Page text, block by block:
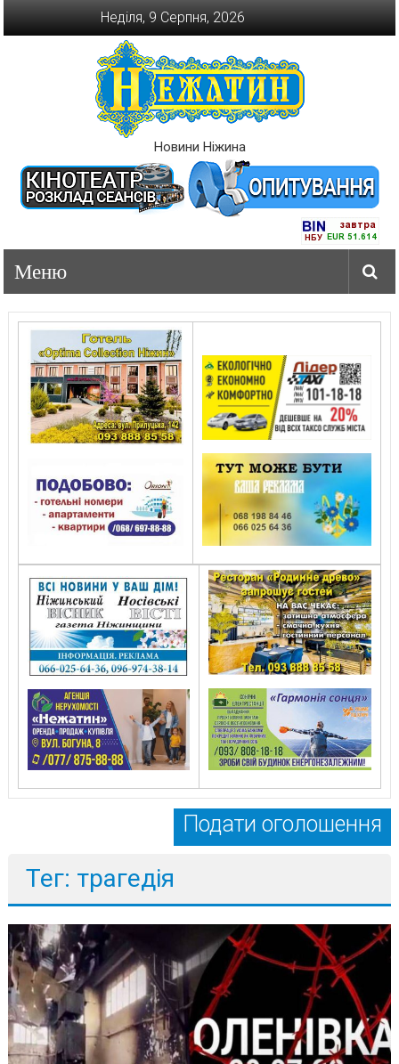
Неділя, 9 Серпня, 2026
Новини Ніжина
Подати оголошення
Тег: трагедія